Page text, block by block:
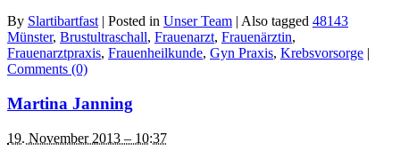
By Slartibartfast | Posted in Unser Team | Also tagged 48143
Münster, Brustultraschall, Frauenarzt, Frauenärztin,
Frauenarztpraxis, Frauenheilkunde, Gyn Praxis, Krebsvorsorge |
Comments (0)
Martina Janning
19. November 2013 – 10:37